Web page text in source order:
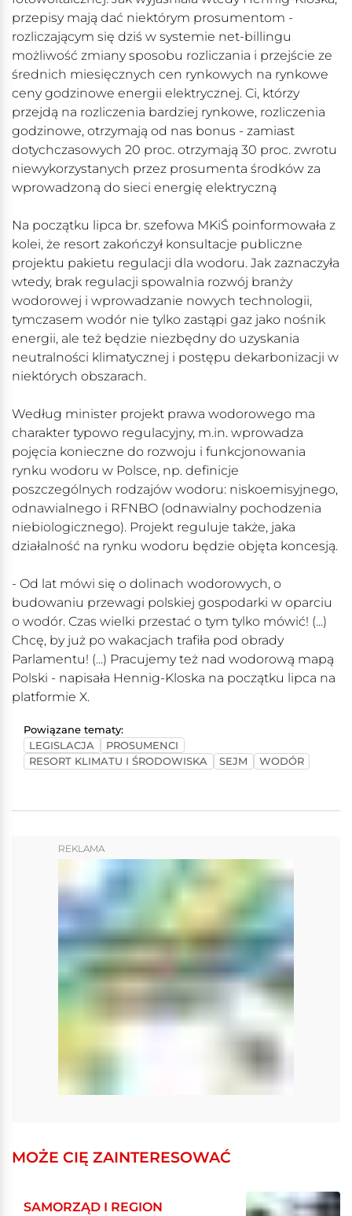
przepisy mają dać niektórym prosumentom -
rozliczającym się dziś w systemie net-billingu
możliwość zmiany sposobu rozliczania i przejście ze
średnich miesięcznych cen rynkowych na rynkowe
ceny godzinowe energii elektrycznej. Ci, którzy
przejdą na rozliczenia bardziej rynkowe, rozliczenia
godzinowe, otrzymają od nas bonus - zamiast
dotychczasowych 20 proc. otrzymają 30 proc. zwrotu
niewykorzystanych przez prosumenta środków za
wprowadzoną do sieci energię elektryczną
Na początku lipca br. szefowa MKiŚ poinformowała z
kolei, że resort zakończył konsultacje publiczne
projektu pakietu regulacji dla wodoru. Jak zaznaczyła
wtedy, brak regulacji spowalnia rozwój branży
wodorowej i wprowadzanie nowych technologii,
tymczasem wodór nie tylko zastąpi gaz jako nośnik
energii, ale też będzie niezbędny do uzyskania
neutralności klimatycznej i postępu dekarbonizacji w
niektórych obszarach.
Według minister projekt prawa wodorowego ma
charakter typowo regulacyjny, m.in. wprowadza
pojęcia konieczne do rozwoju i funkcjonowania
rynku wodoru w Polsce, np. definicje
poszczególnych rodzajów wodoru: niskoemisyjnego,
odnawialnego i RFNBO (odnawialny pochodzenia
niebiologicznego). Projekt reguluje także, jaka
działalność na rynku wodoru będzie objęta koncesją.
- Od lat mówi się o dolinach wodorowych, o
budowaniu przewagi polskiej gospodarki w oparciu
o wodór. Czas wielki przestać o tym tylko mówić! (...)
Chcę, by już po wakacjach trafiła pod obrady
Parlamentu! (...) Pracujemy też nad wodorową mapą
Polski - napisała Hennig-Kloska na początku lipca na
platformie X.
Powiązane tematy:
LEGISLACJA
PROSUMENCI
RESORT KLIMATU I ŚRODOWISKA
SEJM WODÓR
REKLAMA
MOŻE CIĘ ZAINTERESOWAĆ
SAMORZĄD I REGION